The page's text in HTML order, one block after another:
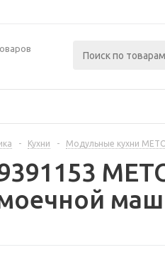
- Кухни - Модульные кухни